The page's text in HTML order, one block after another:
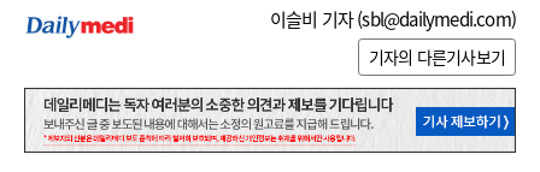
이슬비 기자 (sbl@dailymedi.com)
기자의 다른기사보기